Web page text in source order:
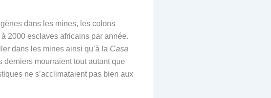
dans les mines, les colons
2000 esclaves africains par année.
dans les mines ainsi qu’à la Casa
derniers mourraient tout autant que
ne s’acclimataient pas bien aux